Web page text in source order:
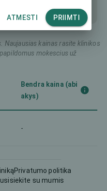
Naujausias kainas rasite klinikos
mokescius už
Bendra kaina (abi
akys)
-
-
Privatumo politika
su mumis
ATMESTI PRIIMTI